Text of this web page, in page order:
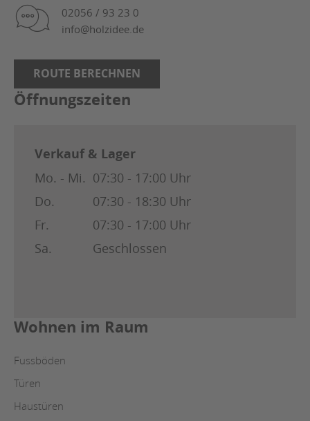
02056 / 93 23 0
info@holzidee.de
ROUTE BERECHNEN
Öffnungszeiten
Verkauf & Lager
Mo. - Mi. 07:30 - 17:00 Uhr
Do.
07:30 - 18:30 Uhr
Fr.
07:30 - 17:00 Uhr
Sa.
Geschlossen
Wohnen im Raum
Fussböden
Türen
Haustüren